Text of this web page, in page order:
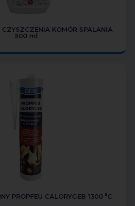
KOMÓR SPALANIA
500 ml
PROPFEU CALORYGEB 1300 ⁰C